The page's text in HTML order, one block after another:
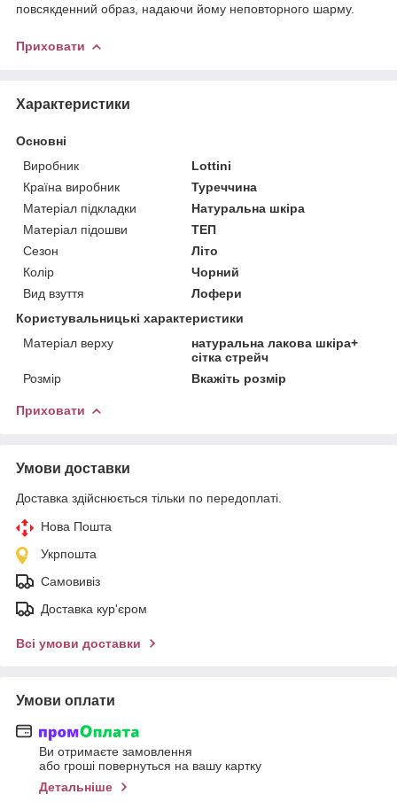
повсякденний образ, надаючи йому неповторного шарму.
Приховати
Характеристики
Основні
Виробник
Lottini
Країна виробник
Туреччина
Матеріал підкладки
Натуральна шкіра
Матеріал підошви
ТЕП
Сезон
Літо
Колір
Чорний
Вид взуття
Лофери
Користувальницькі характеристики
Матеріал верху
натуральна лакова шкіра+
сітка стрейч
Розмір
Вкажіть розмір
Приховати
Умови доставки
Доставка здійснюється тільки по передоплаті.
Нова Пошта
Укрпошта
Самовивіз
Доставка кур'єром
Всі умови доставки
Умови оплати
Ви отримаєте замовлення
або гроші повернуться на вашу картку
Детальніше